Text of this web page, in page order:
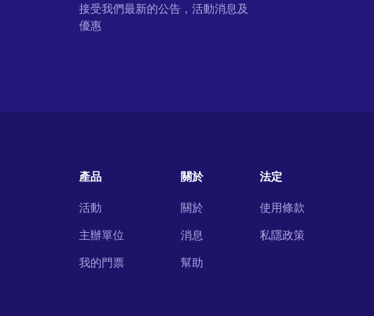
接受我們最新的公告，活動消息及
優惠
產品
活動
主辦單位
我的門票
關於
關於
消息
幫助
法定
使用條款
私隱政策